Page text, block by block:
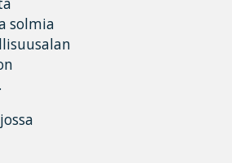
solmia